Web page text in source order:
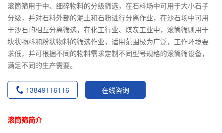
滚筒筛用于中、细碎物料的分级筛选，在石料场中可用于大小石子
分级，并对石料外部的泥土和石粉进行分离作业，在沙石场中可用
于沙石的相互分离筛选，在化工行业、煤炭工业中，滚筒筛则用于
块状物料和粉状物料的筛选作业，适用范围极为广泛，工作环境要
求低，并可根据不同的物料需求定制不同型号规格的滚筒筛设备，
满足不同的生产需要。
13849116116 在线咨询
滚筒筛简介